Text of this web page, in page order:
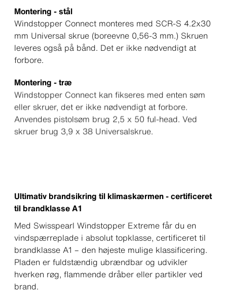
Montering - stål
Windstopper Connect monteres med SCR-S 4.2x30
mm Universal skrue (boreevne 0,56-3 mm.) Skruen
leveres også på bånd. Det er ikke nødvendigt at
forbore.
Montering - træ
Windstopper Connect kan fikseres med enten søm
eller skruer, det er ikke nødvendigt at forbore.
Anvendes pistolsøm brug 2,5 x 50 ful-head. Ved
skruer brug 3,9 x 38 Universalskrue.
Ultimativ brandsikring til klimaskærmen - certificeret
til brandklasse A1
Med Swisspearl Windstopper Extreme får du en
vindspærreplade i absolut topklasse, certificeret til
brandklasse A1 – den højeste mulige klassificering.
Pladen er fuldstændig ubrændbar og udvikler
hverken røg, flammende dråber eller partikler ved
brand.